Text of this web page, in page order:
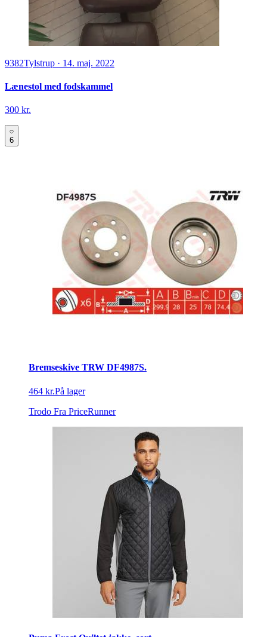
9382Tylstrup · 14. maj. 2022
Lænestol med fodskammel
300 kr.
6
Bremseskive TRW DF4987S.
464 kr.På lager
Trodo Fra PriceRunner